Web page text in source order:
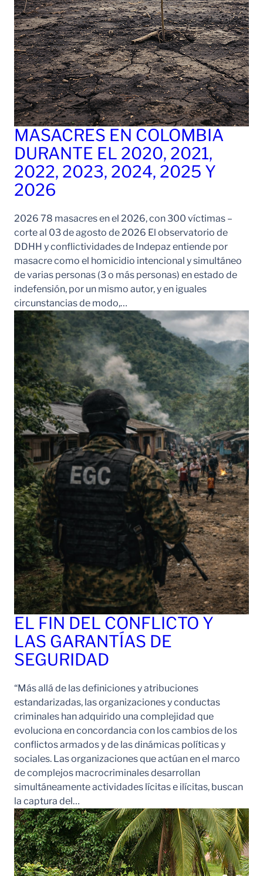
MASACRES EN COLOMBIA
DURANTE EL 2020, 2021,
2022, 2023, 2024, 2025 Y
2026
2026 78 masacres en el 2026, con 300 víctimas –
corte al 03 de agosto de 2026 El observatorio de
DDHH y conflictividades de Indepaz entiende por
masacre como el homicidio intencional y simultáneo
de varias personas (3 o más personas) en estado de
indefensión, por un mismo autor, y en iguales
circunstancias de modo,…
EL FIN DEL CONFLICTO Y
LAS GARANTÍAS DE
SEGURIDAD
“Más allá de las definiciones y atribuciones
estandarizadas, las organizaciones y conductas
criminales han adquirido una complejidad que
evoluciona en concordancia con los cambios de los
conflictos armados y de las dinámicas políticas y
sociales. Las organizaciones que actúan en el marco
de complejos macrocriminales desarrollan
simultáneamente actividades lícitas e ilícitas, buscan
la captura del…